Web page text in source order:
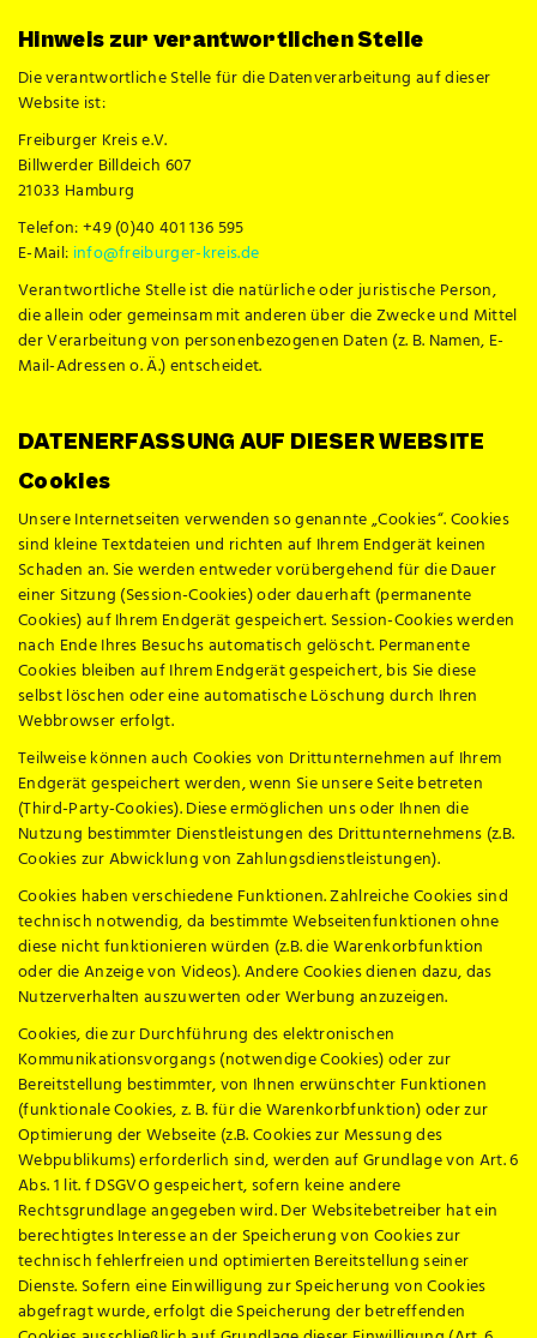
Hinweis zur verantwortlichen Stelle
Die verantwortliche Stelle für die Datenverarbeitung auf dieser
Website ist:
Freiburger Kreis e.V.
Billwerder Billdeich 607
21033 Hamburg
Telefon: +49 (0)40 401 136 595
E-Mail: info@freiburger-kreis.de
Verantwortliche Stelle ist die natürliche oder juristische Person,
die allein oder gemeinsam mit anderen über die Zwecke und Mittel
der Verarbeitung von personenbezogenen Daten (z. B. Namen, E-
Mail-Adressen o. Ä.) entscheidet.
DATENERFASSUNG AUF DIESER WEBSITE
Cookies
Unsere Internetseiten verwenden so genannte „Cookies“. Cookies
sind kleine Textdateien und richten auf Ihrem Endgerät keinen
Schaden an. Sie werden entweder vorübergehend für die Dauer
einer Sitzung (Session-Cookies) oder dauerhaft (permanente
Cookies) auf Ihrem Endgerät gespeichert. Session-Cookies werden
nach Ende Ihres Besuchs automatisch gelöscht. Permanente
Cookies bleiben auf Ihrem Endgerät gespeichert, bis Sie diese
selbst löschen oder eine automatische Löschung durch Ihren
Webbrowser erfolgt.
Teilweise können auch Cookies von Drittunternehmen auf Ihrem
Endgerät gespeichert werden, wenn Sie unsere Seite betreten
(Third-Party-Cookies). Diese ermöglichen uns oder Ihnen die
Nutzung bestimmter Dienstleistungen des Drittunternehmens (z.B.
Cookies zur Abwicklung von Zahlungsdienstleistungen).
Cookies haben verschiedene Funktionen. Zahlreiche Cookies sind
technisch notwendig, da bestimmte Webseitenfunktionen ohne
diese nicht funktionieren würden (z.B. die Warenkorbfunktion
oder die Anzeige von Videos). Andere Cookies dienen dazu, das
Nutzerverhalten auszuwerten oder Werbung anzuzeigen.
Cookies, die zur Durchführung des elektronischen
Kommunikationsvorgangs (notwendige Cookies) oder zur
Bereitstellung bestimmter, von Ihnen erwünschter Funktionen
(funktionale Cookies, z. B. für die Warenkorbfunktion) oder zur
Optimierung der Webseite (z.B. Cookies zur Messung des
Webpublikums) erforderlich sind, werden auf Grundlage von Art. 6
Abs. 1 lit. f DSGVO gespeichert, sofern keine andere
Rechtsgrundlage angegeben wird. Der Websitebetreiber hat ein
berechtigtes Interesse an der Speicherung von Cookies zur
technisch fehlerfreien und optimierten Bereitstellung seiner
Dienste. Sofern eine Einwilligung zur Speicherung von Cookies
abgefragt wurde, erfolgt die Speicherung der betreffenden